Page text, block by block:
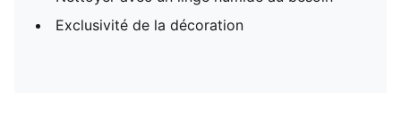
Exclusivité de la décoration